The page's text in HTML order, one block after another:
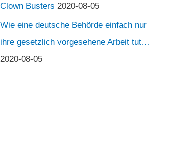
Clown Busters 2020-08-05
Wie eine deutsche Behörde einfach nur
ihre gesetzlich vorgesehene Arbeit tut…
2020-08-05